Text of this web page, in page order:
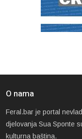
O nama
Feral.bar je portal
djelovanja Sua Sponte
kulturna baština.